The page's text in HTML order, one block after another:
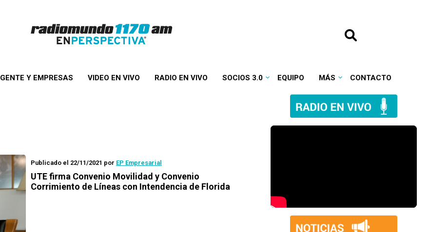
GENTE Y EMPRESAS VIDEO EN VIVO RADIO EN VIVO SOCIOS 3.0 EQUIPO MÁS CONTACTO
Publicado el 22/11/2021 por EP Empresarial
UTE firma Convenio Movilidad y Convenio
Corrimiento de Líneas con Intendencia de Florida